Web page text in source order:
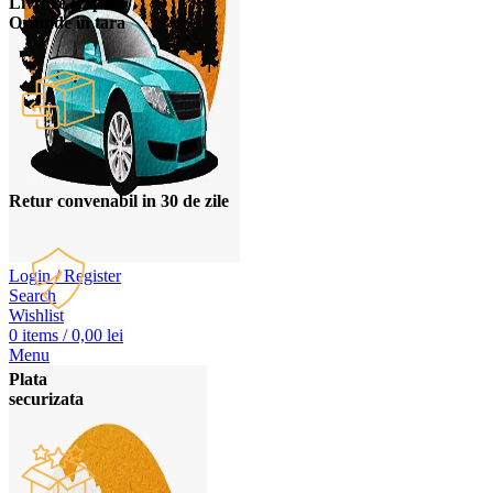
Login / Register
Search
Wishlist
0 items / 0,00 lei
Menu
Oriunde in tara
Retur convenabil in 30 de zile
Plata
securizata